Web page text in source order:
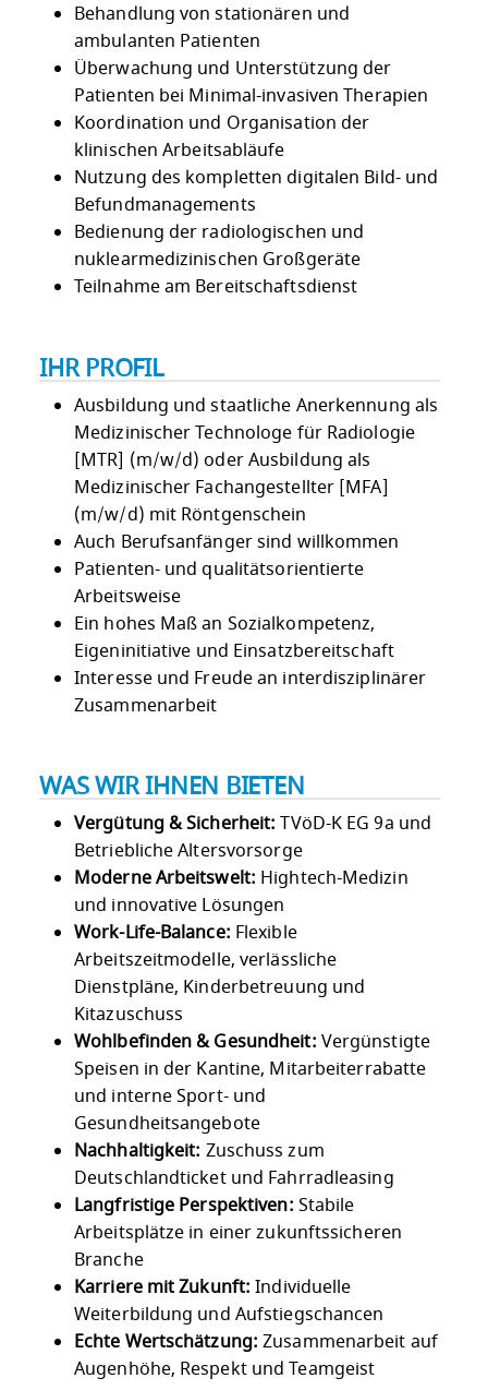
Behandlung von stationären und
ambulanten Patienten
Überwachung und Unterstützung der
Patienten bei Minimal-invasiven Therapien
Koordination und Organisation der
klinischen Arbeitsabläufe
Nutzung des kompletten digitalen Bild- und
Befundmanagements
Bedienung der radiologischen und
nuklearmedizinischen Großgeräte
Teilnahme am Bereitschaftsdienst
IHR PROFIL
Ausbildung und staatliche Anerkennung als
Medizinischer Technologe für Radiologie
[MTR] (m/w/d) oder Ausbildung als
Medizinischer Fachangestellter [MFA]
(m/w/d) mit Röntgenschein
Auch Berufsanfänger sind willkommen
Patienten- und qualitätsorientierte
Arbeitsweise
Ein hohes Maß an Sozialkompetenz,
Eigeninitiative und Einsatzbereitschaft
Interesse und Freude an interdisziplinärer
Zusammenarbeit
WAS WIR IHNEN BIETEN
Vergütung & Sicherheit: TVöD-K EG 9a und
Betriebliche Altersvorsorge
Moderne Arbeitswelt: Hightech-Medizin
und innovative Lösungen
Work-Life-Balance: Flexible
Arbeitszeitmodelle, verlässliche
Dienstpläne, Kinderbetreuung und
Kitazuschuss
Wohlbefinden & Gesundheit: Vergünstigte
Speisen in der Kantine, Mitarbeiterrabatte
und interne Sport- und
Gesundheitsangebote
Nachhaltigkeit: Zuschuss zum
Deutschlandticket und Fahrradleasing
Langfristige Perspektiven: Stabile
Arbeitsplätze in einer zukunftssicheren
Branche
Karriere mit Zukunft: Individuelle
Weiterbildung und Aufstiegschancen
Echte Wertschätzung: Zusammenarbeit auf
Augenhöhe, Respekt und Teamgeist